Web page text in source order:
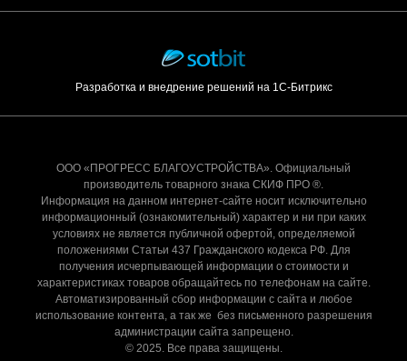
Разработка и внедрение решений на 1С-Битрикс
ООО «ПРОГРЕСС БЛАГОУСТРОЙСТВА». Официальный
производитель товарного знака СКИФ ПРО ®.
Информация на данном интернет-сайте носит исключительно
информационный (ознакомительный) характер и ни при каких
условиях не является публичной офертой, определяемой
положениями Статьи 437 Гражданского кодекса РФ. Для
получения исчерпывающей информации о стоимости и
характеристиках товаров обращайтесь по телефонам на сайте.
Автоматизированный сбор информации с сайта и любое
использование контента, а так же без письменного разрешения
администрации сайта запрещено.
© 2025. Все права защищены.